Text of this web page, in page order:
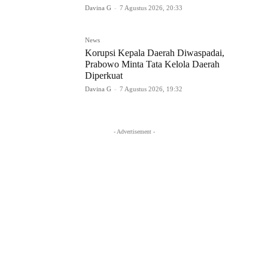
Davina G - 7 Agustus 2026, 20:33
News
Korupsi Kepala Daerah Diwaspadai,
Prabowo Minta Tata Kelola Daerah
Diperkuat
Davina G - 7 Agustus 2026, 19:32
- Advertisement -